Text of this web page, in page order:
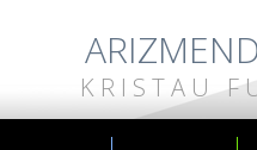
KRISTAU